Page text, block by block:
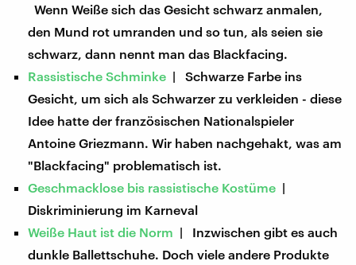
Wenn Weiße sich das Gesicht schwarz anmalen,
den Mund rot umranden und so tun, als seien sie
schwarz, dann nennt man das Blackfacing.
Rassistische Schminke | Schwarze Farbe ins
Gesicht, um sich als Schwarzer zu verkleiden - diese
Idee hatte der französischen Nationalspieler
Antoine Griezmann. Wir haben nachgehakt, was am
"Blackfacing" problematisch ist.
Geschmacklose bis rassistische Kostüme |
Diskriminierung im Karneval
Weiße Haut ist die Norm | Inzwischen gibt es auch
dunkle Ballettschuhe. Doch viele andere Produkte